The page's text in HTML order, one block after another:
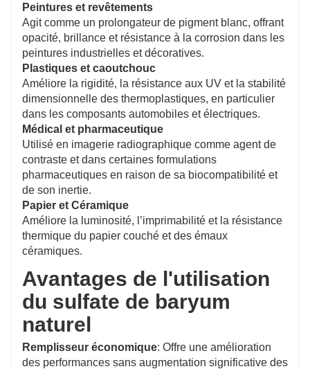
Peintures et revêtements
Agit comme un prolongateur de pigment blanc, offrant
opacité, brillance et résistance à la corrosion dans les
peintures industrielles et décoratives.
Plastiques et caoutchouc
Améliore la rigidité, la résistance aux UV et la stabilité
dimensionnelle des thermoplastiques, en particulier
dans les composants automobiles et électriques.
Médical et pharmaceutique
Utilisé en imagerie radiographique comme agent de
contraste et dans certaines formulations
pharmaceutiques en raison de sa biocompatibilité et
de son inertie.
Papier et Céramique
Améliore la luminosité, l’imprimabilité et la résistance
thermique du papier couché et des émaux
céramiques.
Avantages de l'utilisation
du sulfate de baryum
naturel
Remplisseur économique: Offre une amélioration
des performances sans augmentation significative des